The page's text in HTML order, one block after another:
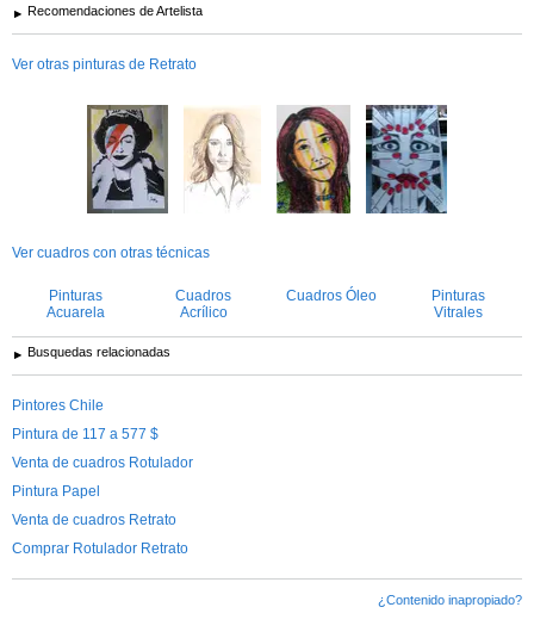
Recomendaciones de Artelista
Ver otras pinturas de Retrato
Ver cuadros con otras técnicas
Pinturas
Acuarela
Cuadros
Acrílico
Cuadros Óleo
Pinturas
Vitrales
Busquedas relacionadas
Pintores Chile
Pintura de 117 a 577 $
Venta de cuadros Rotulador
Pintura Papel
Venta de cuadros Retrato
Comprar Rotulador Retrato
¿Contenido inapropiado?